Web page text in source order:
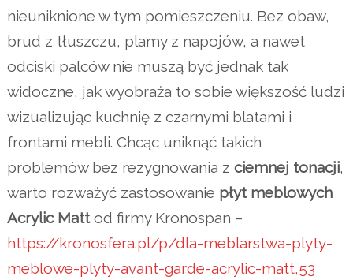
nieuniknione w tym pomieszczeniu. Bez obaw,
brud z tłuszczu, plamy z napojów, a nawet
odciski palców nie muszą być jednak tak
widoczne, jak wyobraża to sobie większość ludzi
wizualizując kuchnię z czarnymi blatami i
frontami mebli. Chcąc uniknąć takich
problemów bez rezygnowania z ciemnej tonacji,
warto rozważyć zastosowanie płyt meblowych
Acrylic Mattod firmy Kronospan –
https://kronosfera.pl/p/dla-meblarstwa-plyty-
meblowe-plyty-avant-garde-acrylic-matt,53